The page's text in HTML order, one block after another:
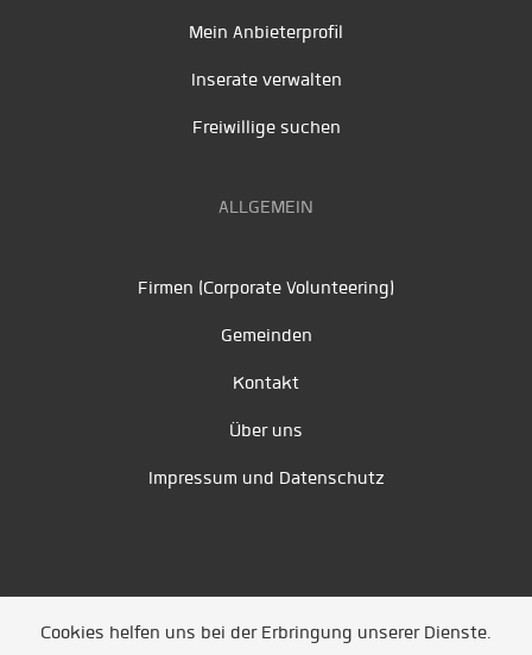
Mein Anbieterprofil
Inserate verwalten
Freiwillige suchen
ALLGEMEIN
Firmen (Corporate Volunteering)
Gemeinden
Kontakt
Über uns
Impressum und Datenschutz
Cookies helfen uns bei der Erbringung unserer Dienste.